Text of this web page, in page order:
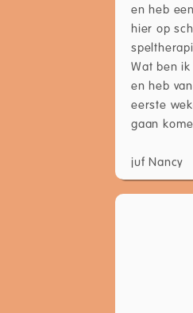
en heb
hier op
Wat ben
en heb
eerste
gaan
juf Nancy